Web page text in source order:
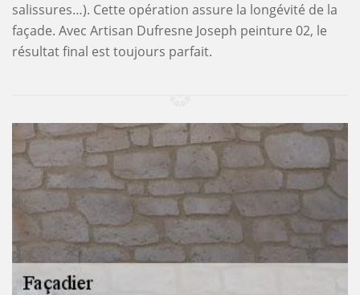
salissures…). Cette opération assure la longévité de la
façade. Avec Artisan Dufresne Joseph peinture 02, le
résultat final est toujours parfait.